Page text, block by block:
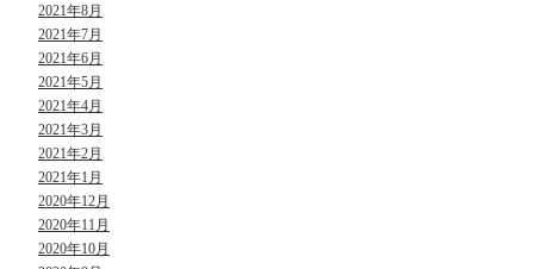
2021年8月
2021年7月
2021年6月
2021年5月
2021年4月
2021年3月
2021年2月
2021年1月
2020年12月
2020年11月
2020年10月